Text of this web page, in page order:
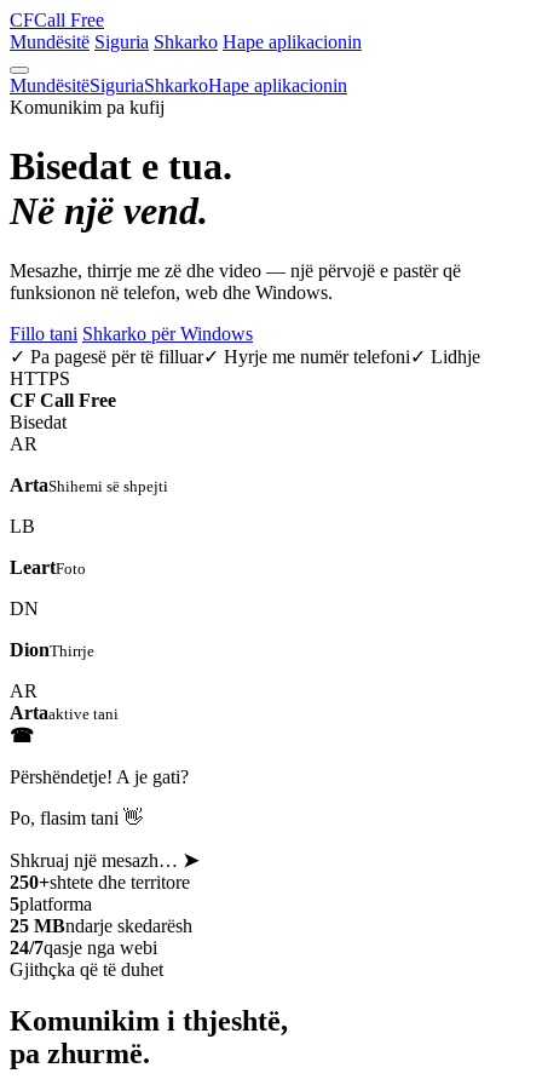
CFCall Free
Mundësitë Siguria Shkarko Hape aplikacionin
MundësitëSiguriaShkarkoHape aplikacionin
Komunikim pa kufij
Bisedat e tua.
Në një vend.
Mesazhe, thirrje me zë dhe video — një përvojë e pastër që
funksionon në telefon, web dhe Windows.
Fillo tani Shkarko për Windows
✓ Pa pagesë për të filluar✓ Hyrje me numër telefoni✓ Lidhje
HTTPS
CF Call Free
Bisedat
AR
ArtaShihemi së shpejti
LB
LeartFoto
DN
DionThirrje
AR
Artaaktive tani
☎
Përshëndetje! A je gati?
Po, flasim tani 👋
Shkruaj një mesazh… ➤
250+shtete dhe territore
5platforma
25 MBndarje skedarësh
24/7qasje nga webi
Gjithçka që të duhet
Komunikim i thjeshtë,
pa zhurmë.